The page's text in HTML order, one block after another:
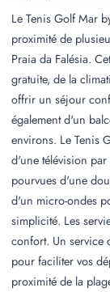
Le Tenis Golf Mar
proximité de
Praia da Falésia.
gratuite, de la
offrir un séjour
également d'un
environs. Le Tenis
d'une télévision par
pourvues d'une
d'un micro-ondes
simplicité. Les
confort. Un service
pour faciliter vos
proximité de la